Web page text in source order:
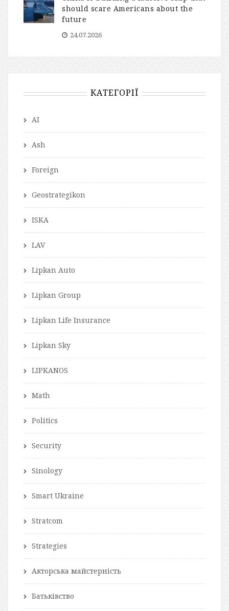
should scare Americans about the
future
24.07.2026
КАТЕГОРІЇ
AI
Ash
Foreign
Geostrategikon
ISKA
LAV
Lipkan Auto
Lipkan Group
Lipkan Life Insurance
Lipkan Sky
LIPKANOS
Math
Politics
Security
Sinology
Smart Ukraine
Stratcom
Strategies
Акторська майстерність
Батьківство